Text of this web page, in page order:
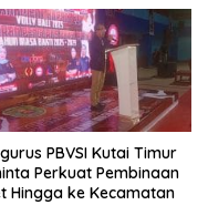
PBVSI Kutai Timur
Perkuat Pembinaan
Hingga ke Kecamatan